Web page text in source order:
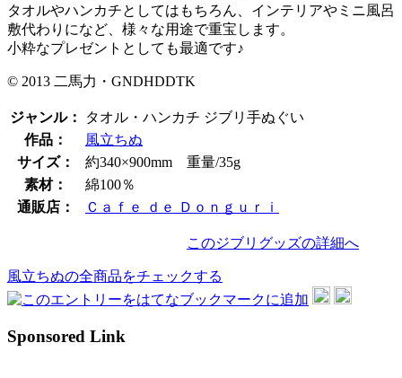
タオルやハンカチとしてはもちろん、インテリアやミニ風呂
敷代わりになど、様々な用途で重宝します。
小粋なプレゼントとしても最適です♪
© 2013 二馬力・GNDHDDTK
ジャンル：
タオル・ハンカチ ジブリ手ぬぐい
作品：
風立ちぬ
サイズ：
約340×900mm 重量/35g
素材：
綿100％
通販店：
Ｃａｆｅ ｄｅ Ｄｏｎｇｕｒｉ
このジブリグッズの詳細へ
風立ちぬの全商品をチェックする
Sponsored Link